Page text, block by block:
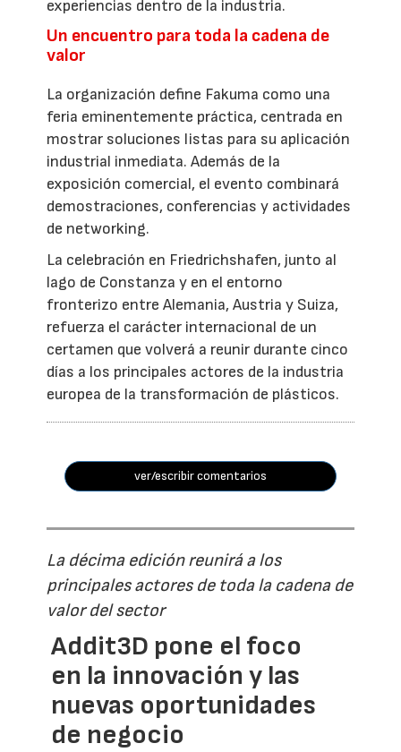
experiencias dentro de la industria.
Un encuentro para toda la cadena de
valor
La organización define Fakuma como una
feria eminentemente práctica, centrada en
mostrar soluciones listas para su aplicación
industrial inmediata. Además de la
exposición comercial, el evento combinará
demostraciones, conferencias y actividades
de networking.
La celebración en Friedrichshafen, junto al
lago de Constanza y en el entorno
fronterizo entre Alemania, Austria y Suiza,
refuerza el carácter internacional de un
certamen que volverá a reunir durante cinco
días a los principales actores de la industria
europea de la transformación de plásticos.
ver/escribir comentarios
La décima edición reunirá a los
principales actores de toda la cadena de
valor del sector
Addit3D pone el foco
en la innovación y las
nuevas oportunidades
de negocio